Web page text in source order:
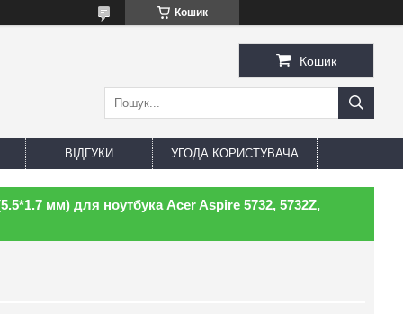
Кошик
Кошик
ВІДГУКИ УГОДА КОРИСТУВАЧА
мм) для ноутбука Acer Aspire 5732, 5732Z,